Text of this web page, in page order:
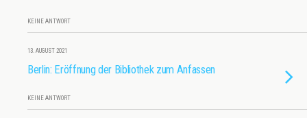
KEINE ANTWORT
13. AUGUST 2021
Berlin: Eröffnung der Bibliothek zum Anfassen
KEINE ANTWORT